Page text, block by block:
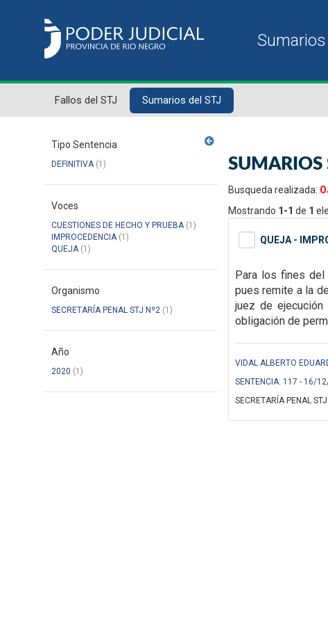
Fallos del STJ Sumarios del STJ
Tipo Sentencia
DEFINITIVA(1)
Voces
CUESTIONES DE HECHO Y PRUEBA(1)
IMPROCEDENCIA(1)
QUEJA(1)
Organismo
SECRETARÍA PENAL STJ Nº2 (1)
Año
2020 (1)
SUMARIOS
Busqueda realizada:
Mostrando 1-1 de 1
QUEJA -
Para los fines del
pues remite a la
juez de ejecución
obligación de
VIDAL ALBERTO
SENTENCIA: 117 - 16/
SECRETARÍA PENAL